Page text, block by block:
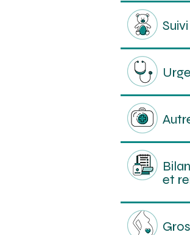
Bilan
et